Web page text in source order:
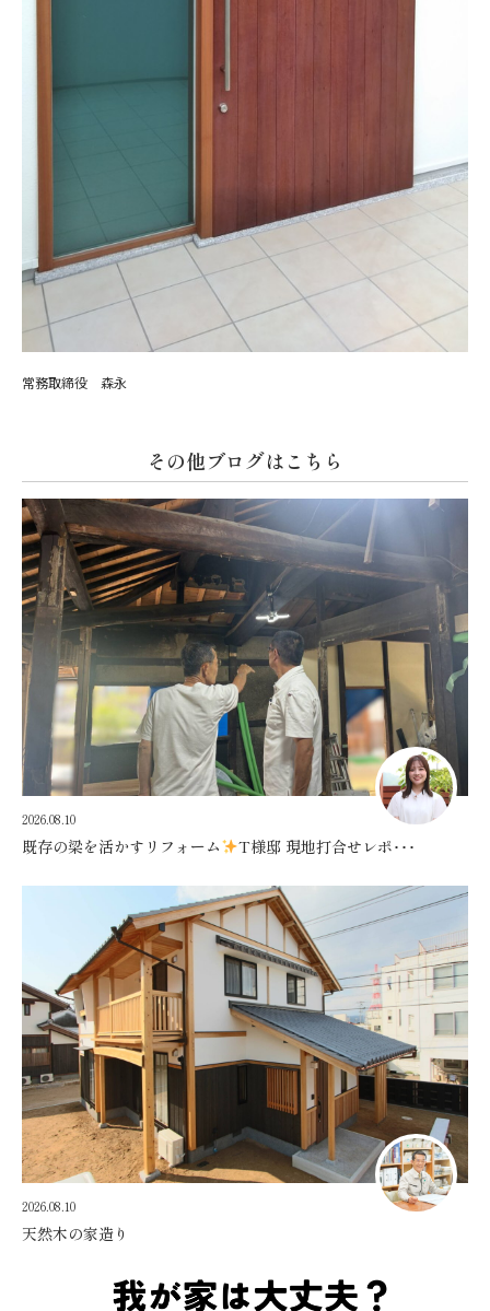
常務取締役 森永
その他ブログはこちら
2026.08.10
既存の梁を活かすリフォーム T様邸 現地打合せレポ･･･
2026.08.10
天然木の家造り